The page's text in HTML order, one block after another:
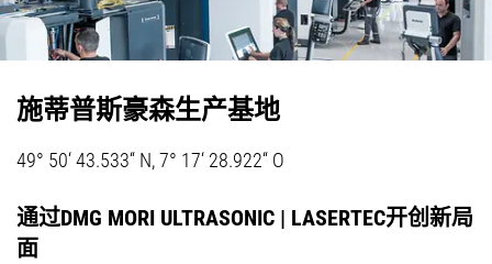
施蒂普斯豪森生产基地
49° 50‘ 43.533“ N, 7° 17‘ 28.922“ O
通过DMG MORI ULTRASONIC | LASERTEC开创新局
面